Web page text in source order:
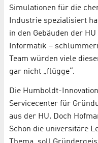
Simulationen für die
Industrie spezialisiert
in den Gebäuden der
Informatik –
Team würden viele
gar nicht „flügge“.
Die Humboldt-
Servicecenter für
aus der HU. Doch
Schon die universitäre